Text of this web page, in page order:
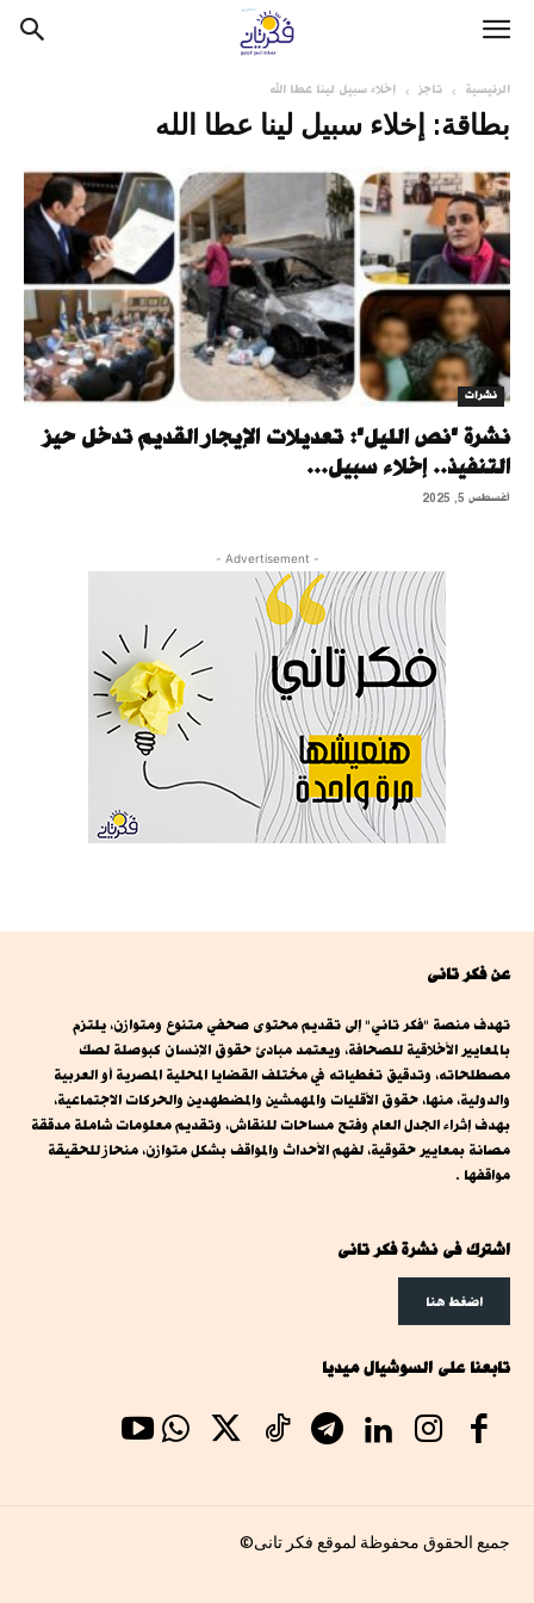
الرئيسية تاجز إخلاء سبيل لينا عطا الله
بطاقة: إخلاء سبيل لينا عطا الله
نشرات
نشرة "نص الليل": تعديلات الإيجار القديم تدخل حيز
التنفيذ.. إخلاء سبيل...
أغسطس 5, 2025
- Advertisement -
عن فكر تانى
تهدف منصة "فكر تاني" إلى تقديم محتوى صحفي متنوع ومتوازن، يلتزم
بالمعايير الأخلاقية للصحافة، ويعتمد مبادئ حقوق الإنسان كبوصلة لصك
مصطلحاته، وتدقيق تغطياته في مختلف القضايا المحلية المصرية أو العربية
والدولية، منها، حقوق الأقليات والمهمشين والمضطهدين والحركات الاجتماعية،
بهدف إثراء الجدل العام وفتح مساحات للنقاش، وتقديم معلومات شاملة مدققة
مصانة بمعايير حقوقية، لفهم الأحداث والمواقف بشكل متوازن، منحاز للحقيقة
مواقفها .
اشترك فى نشرة فكر تانى
اضغط هنا
تابعنا على السوشيال ميديا
جميع الحقوق محفوظة لموقع فكر تانى©